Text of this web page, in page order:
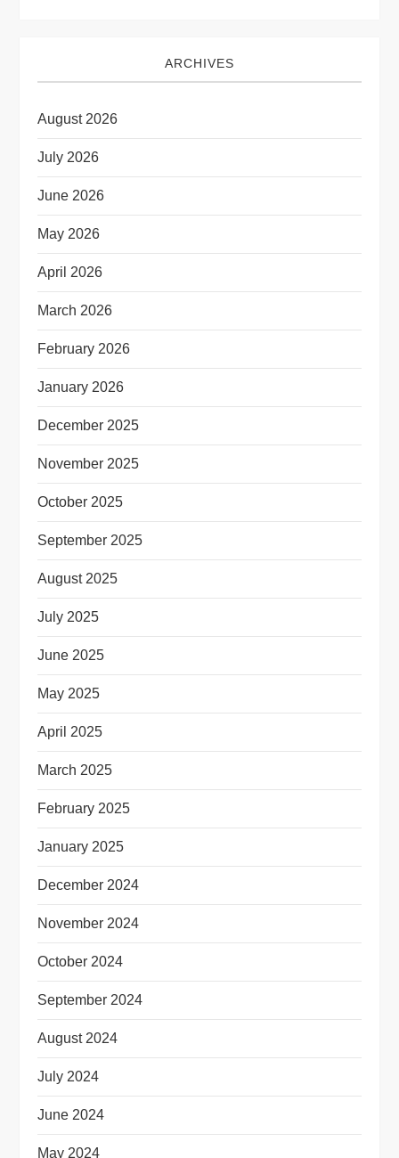
ARCHIVES
August 2026
July 2026
June 2026
May 2026
April 2026
March 2026
February 2026
January 2026
December 2025
November 2025
October 2025
September 2025
August 2025
July 2025
June 2025
May 2025
April 2025
March 2025
February 2025
January 2025
December 2024
November 2024
October 2024
September 2024
August 2024
July 2024
June 2024
May 2024